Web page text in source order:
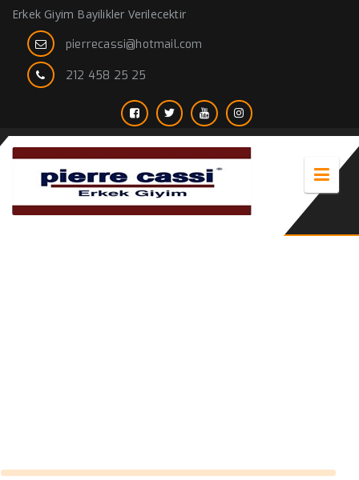
Erkek Giyim Bayilikler Verilecektir
pierrecassi@hotmail.com
212 458 25 25